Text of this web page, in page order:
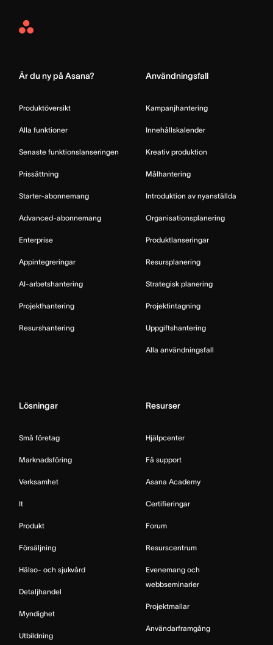
Asana
Är du ny på Asana?
Produktöversikt
Alla funktioner
Senaste funktionslanseringen
Prissättning
Starter-abonnemang
Advanced-abonnemang
Enterprise
Appintegreringar
AI-arbetshantering
Projekthantering
Resurshantering
Användningsfall
Kampanjhantering
Innehållskalender
Kreativ produktion
Målhantering
Introduktion av nyanställda
Organisationsplanering
Produktlanseringar
Resursplanering
Strategisk planering
Projektintagning
Uppgiftshantering
Alla användningsfall
Lösningar
Små företag
Marknadsföring
Verksamhet
It
Produkt
Försäljning
Hälso- och sjukvård
Detaljhandel
Myndighet
Utbildning
Resurser
Hjälpcenter
Få support
Asana Academy
Certifieringar
Forum
Resurscentrum
Evenemang och
webbseminarier
Projektmallar
Användarframgång